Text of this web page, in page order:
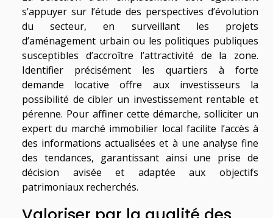
s’appuyer sur l’étude des perspectives d’évolution
du secteur, en surveillant les projets
d’aménagement urbain ou les politiques publiques
susceptibles d’accroître l’attractivité de la zone.
Identifier précisément les quartiers à forte
demande locative offre aux investisseurs la
possibilité de cibler un investissement rentable et
pérenne. Pour affiner cette démarche, solliciter un
expert du marché immobilier local facilite l’accès à
des informations actualisées et à une analyse fine
des tendances, garantissant ainsi une prise de
décision avisée et adaptée aux objectifs
patrimoniaux recherchés.